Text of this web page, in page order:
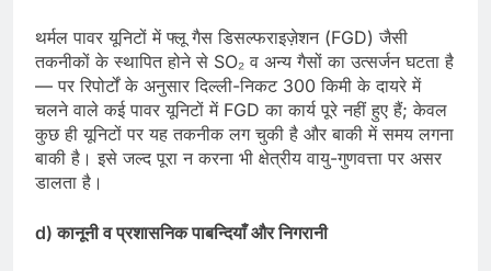
थर्मल पावर यूनिटों में फ्लू गैस डिसल्फराइज़ेशन (FGD) जैसी
तकनीकों के स्थापित होने से SO₂ व अन्य गैसों का उत्सर्जन घटता है
— पर रिपोर्टों के अनुसार दिल्ली-निकट 300 किमी के दायरे में
चलने वाले कई पावर यूनिटों में FGD का कार्य पूरे नहीं हुए हैं; केवल
कुछ ही यूनिटों पर यह तकनीक लग चुकी है और बाकी में समय लगना
बाकी है। इसे जल्द पूरा न करना भी क्षेत्रीय वायु-गुणवत्ता पर असर
डालता है।
d) कानूनी व प्रशासनिक पाबन्दियाँ और निगरानी